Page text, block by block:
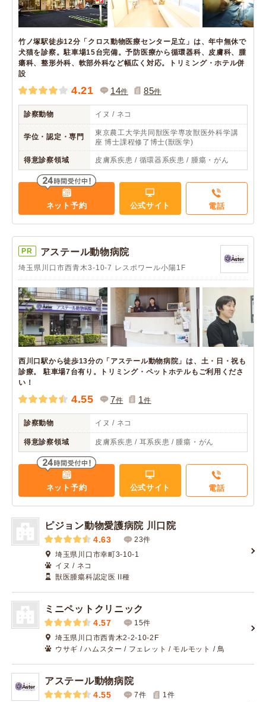
竹ノ塚駅徒歩12分「クロス動物医療センター足立」は、年中無休で
犬猫を診察。駐車場15台完備。予防医療から循環器科、皮膚科、腫
瘍科、整形外科、軟部外科など幅広く対応。トリミング・ホテル併
設
4.21 14件 85件
診察動物 イヌ / ネコ
学位・認定・専門
東京農工大学共同獣医学専攻獣医外科学講
座 博士課程修了博士(獣医学)
得意診察領域 皮膚系疾患 / 循環器系疾患 / 腫瘍・がん
ネット予約 公式サイト 電話
PR アステール動物病院
埼玉県川口市西青木3-10-7 レスポワール小陽1F
西川口駅から徒歩13分の「アステール動物病院」は、土・日・祝も
診療。 駐車場7台有り。トリミング・ペットホテルもご利用くださ
い！
4.55 7件 1件
診察動物 イヌ / ネコ
得意診察領域 皮膚系疾患 / 耳系疾患 / 腫瘍・がん
ネット予約 公式サイト 電話
ピジョン動物愛護病院 川口院
4.63
23件
埼玉県川口市幸町3-10-1
イヌ / ネコ
獣医腫瘍科認定医 II種
ミニペットクリニック
4.57
15件
埼玉県川口市西青木2-2-10-2F
ウサギ / ハムスター / フェレット / モルモット / 鳥
アステール動物病院
4.55 7件 1 件